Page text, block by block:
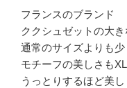
フランスのブランド
ククシュゼットの大
通常のサイズよりも少
モチーフの美しさも
うっとりするほど美し